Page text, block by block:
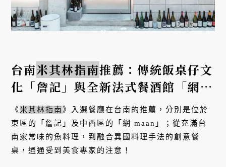
台南米其林指南推薦：傳統飯桌仔文
化「詹記」與全新法式餐酒館「網
maan」
《米其林指南 》入選餐廳在台南的推薦，分別是位於
東區的「詹記」及中西區的「網 maan」；從充滿台
南家常味的魚料理，到融合異國料理手法的創意餐
桌，通通受到美食專家的注意！